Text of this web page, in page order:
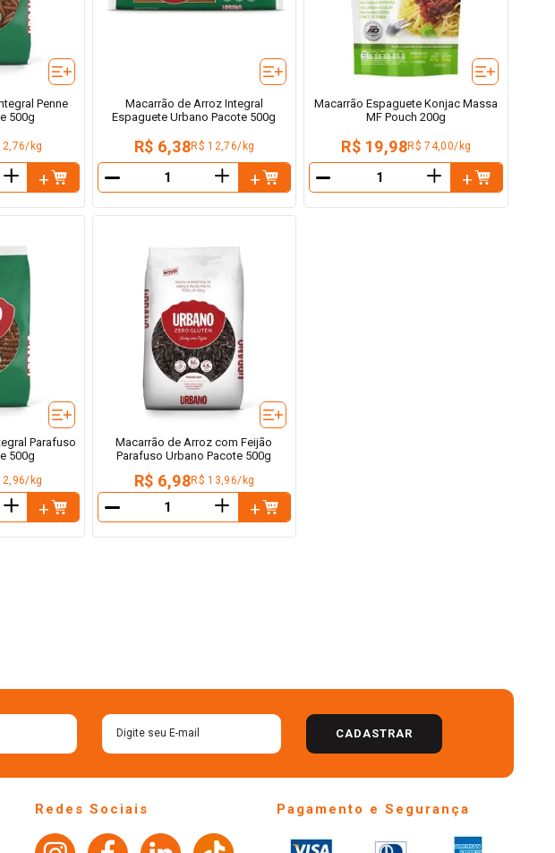
Penne
500g
kg
＋
Macarrão de Arroz Integral
Espaguete Urbano Pacote 500g
R$ 6,38R$ 12,76/kg
＋
－
Macarrão Espaguete Konjac Massa
MF Pouch 200g
R$ 19,98R$ 74,00/kg
＋
－
Parafuso
500g
kg
＋
Macarrão de Arroz com Feijão
Parafuso Urbano Pacote 500g
R$ 6,98R$ 13,96/kg
＋
－
CADASTRAR
Redes Sociais Pagamento e Segurança